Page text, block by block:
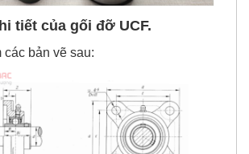
tiết của gối đỡ UCF.
bản vẽ sau: